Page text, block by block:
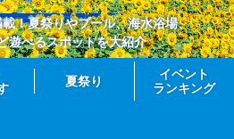
！夏祭りやプール、海水浴場、
遊べるスポットを大紹介
夏祭り
イベント
ランキング